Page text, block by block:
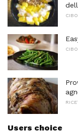
Users choice